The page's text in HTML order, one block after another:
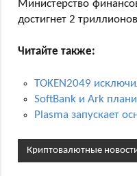
Министерство
достигнет 2
Читайте также:
TOKEN2049
SoftBank и Ark
Plasma запускает
Криптовалютные